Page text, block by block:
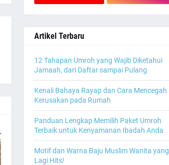
Artikel Terbaru
12 Tahapan Umroh yang Wajib Diketahui
Jamaah, dari Daftar sampai Pulang
Kenali Bahaya Rayap dan Cara Mencegah
Kerusakan pada Rumah
Panduan Lengkap Memilih Paket Umroh
Terbaik untuk Kenyamanan Ibadah Anda
Motif dan Warna Baju Muslim Wanita yang
Lagi Hits!